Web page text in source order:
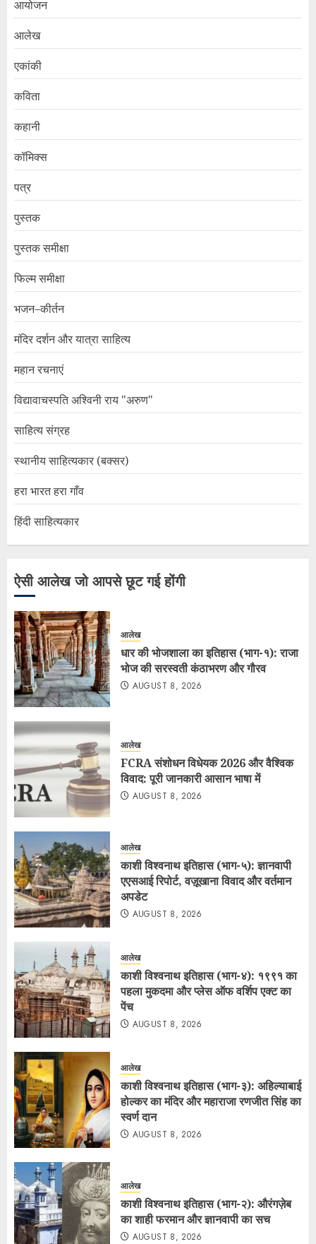
आयोजन
आलेख
एकांकी
कविता
कहानी
कॉमिक्स
पत्र
पुस्तक
पुस्तक समीक्षा
फिल्म समीक्षा
भजन–कीर्तन
मंदिर दर्शन और यात्रा साहित्य
महान रचनाएं
विद्यावाचस्पति अश्विनी राय "अरुण"
साहित्य संग्रह
स्थानीय साहित्यकार (बक्सर)
हरा भारत हरा गाँव
हिंदी साहित्यकार
ऐसी आलेख जो आपसे छूट गई होंगी
आलेख
धार की भोजशाला का इतिहास (भाग-१): राजा
भोज की सरस्वती कंठाभरण और गौरव
AUGUST 8, 2026
आलेख
FCRA संशोधन विधेयक 2026 और वैश्विक
विवाद: पूरी जानकारी आसान भाषा में
AUGUST 8, 2026
आलेख
काशी विश्वनाथ इतिहास (भाग-५): ज्ञानवापी
एएसआई रिपोर्ट, वज़ूखाना विवाद और वर्तमान
अपडेट
AUGUST 8, 2026
आलेख
काशी विश्वनाथ इतिहास (भाग-४): १९९१ का
पहला मुकदमा और प्लेस ऑफ वर्शिप एक्ट का
पेंच
AUGUST 8, 2026
आलेख
काशी विश्वनाथ इतिहास (भाग-३): अहिल्याबाई
होल्कर का मंदिर और महाराजा रणजीत सिंह का
स्वर्ण दान
AUGUST 8, 2026
आलेख
काशी विश्वनाथ इतिहास (भाग-२): औरंगज़ेब
का शाही फरमान और ज्ञानवापी का सच
AUGUST 8, 2026